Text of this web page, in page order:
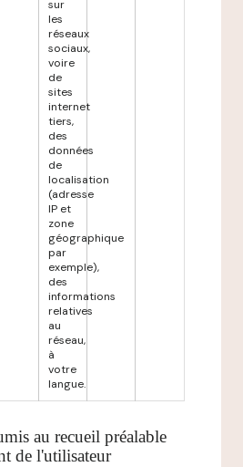
sur
les
réseaux
sociaux,
voire
de
sites
internet
tiers,
des
données
de
localisation
(adresse
IP et
zone
géographique
par
exemple),
des
informations
relatives
au
réseau,
à
votre
langue.
au recueil préalable
de l'utilisateur